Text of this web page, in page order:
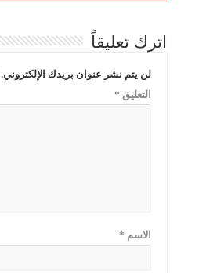
اترك تعليقاً
لن يتم نشر عنوان بريدك الإلكتروني.
التعليق *
الاسم *